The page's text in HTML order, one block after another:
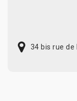
34 bis rue